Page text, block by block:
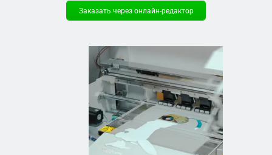
Заказать через онлайн-редактор